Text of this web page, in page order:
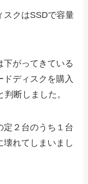
スクはSSDで容量
下がってきている
ディスクを購入
断しました。
定２台のうち１台
れてしまいまし